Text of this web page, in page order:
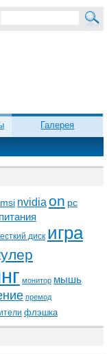
Галерея
msi nvidia on pc
диск игра
монитор мышь
премод
флэшка